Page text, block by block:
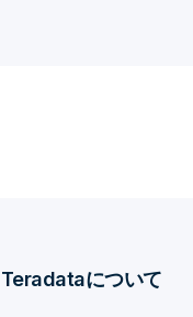
Teradataについて